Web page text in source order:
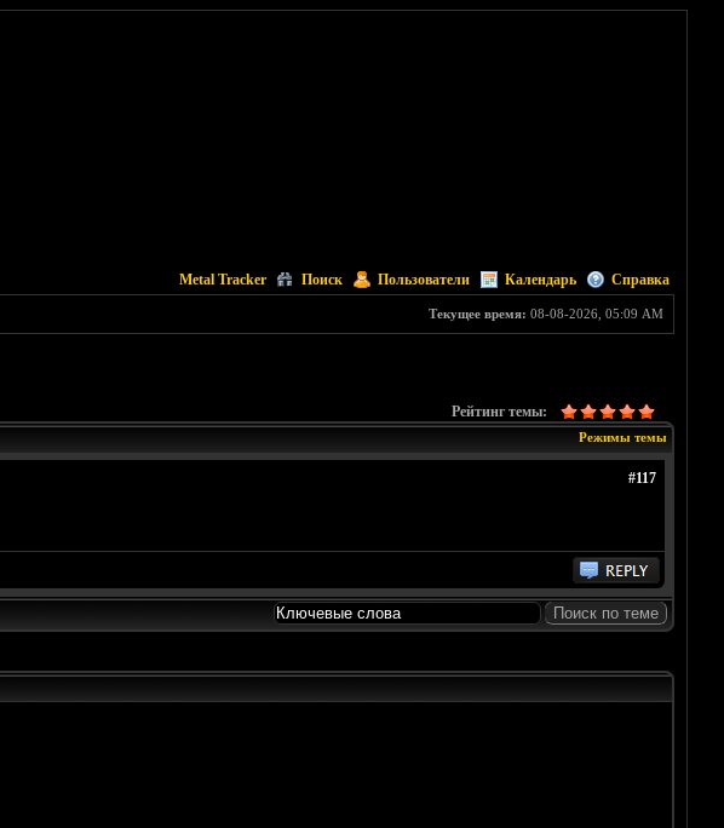
Metal Tracker Поиск Пользователи Календарь Справка
Текущее время: 08-08-2026, 05:09 AM
Рейтинг темы:
Режимы темы
#117